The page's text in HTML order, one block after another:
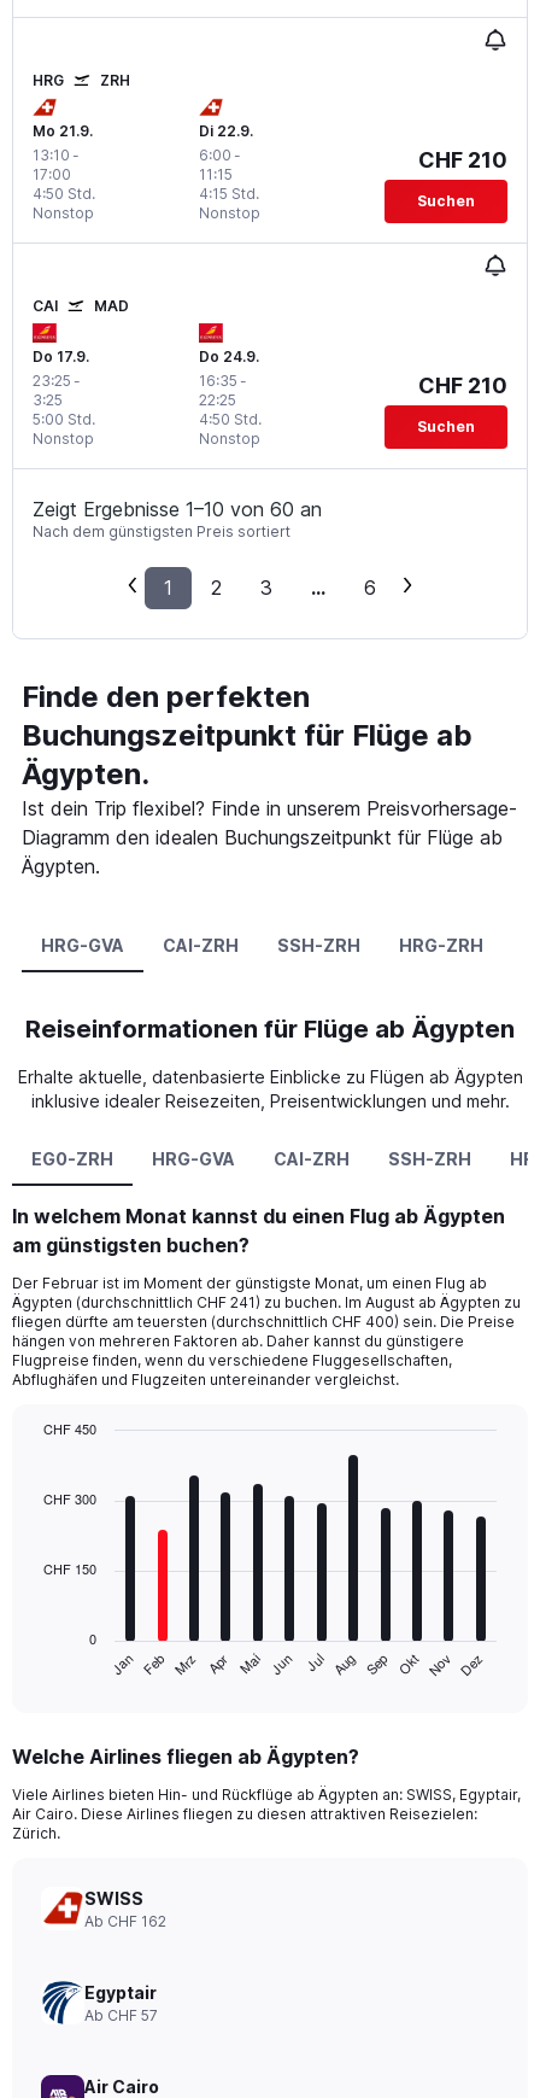
HRG ZRH
Mo 21.9.
13:10 -
17:00
Nonstop
4:50 Std.
Di 22.9.
6:00 -
11:15
Nonstop
4:15 Std.
CHF 210
Suchen
CAI MAD
Do 17.9.
23:25 -
3:25
Nonstop
5:00 Std.
Do 24.9.
16:35 -
22:25
Nonstop
4:50 Std.
CHF 210
Suchen
Zeigt Ergebnisse 1–10 von 60 an
Nach dem günstigsten Preis sortiert
1 2 3 ... 6
Finde den perfekten
Buchungszeitpunkt für Flüge ab
Ägypten.
Ist dein Trip flexibel? Finde in unserem Preisvorhersage-
Diagramm den idealen Buchungszeitpunkt für Flüge ab
Ägypten.
HRG-GVA CAI-ZRH SSH-ZRH HRG-ZRH
Reiseinformationen für Flüge ab Ägypten
Erhalte aktuelle, datenbasierte Einblicke zu Flügen ab Ägypten
inklusive idealer Reisezeiten, Preisentwicklungen und mehr.
EG0-ZRH HRG-GVA CAI-ZRH SSH-ZRH
In welchem Monat kannst du einen Flug ab Ägypten
am günstigsten buchen?
Der Februar ist im Moment der günstigste Monat, um einen Flug ab
Ägypten (durchschnittlich CHF 241) zu buchen. Im August ab Ägypten zu
fliegen dürfte am teuersten (durchschnittlich CHF 400) sein. Die Preise
hängen von mehreren Faktoren ab. Daher kannst du günstigere
Flugpreise finden, wenn du verschiedene Fluggesellschaften,
Abflughäfen und Flugzeiten untereinander vergleichst.
with
The
Range:
12
categories.
The
Y
values.
Range:
450.
Jan Feb Mrz Apr Mai Jun Jul Aug Sep Okt Nov Dez
0
CHF 150
CHF 300
CHF 450
Welche Airlines fliegen ab Ägypten?
Viele Airlines bieten Hin- und Rückflüge ab Ägypten an: SWISS, Egyptair,
Air Cairo. Diese Airlines fliegen zu diesen attraktiven Reisezielen:
Zürich.
SWISS
Ab CHF 162
Egyptair
Ab CHF 57
Air Cairo